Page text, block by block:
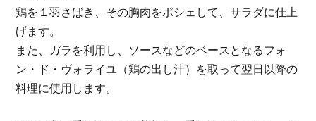
鶏を１羽さばき、その胸肉をポシェして、サラダに仕上
げます。
また、ガラを利用し、ソースなどのベースとなるフォ
ン・ド・ヴォライユ（鶏の出し汁）を取って翌日以降の
料理に使用します。